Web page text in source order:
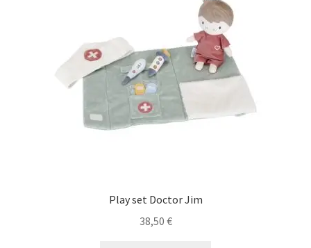
Play set Doctor Jim
38,50 €